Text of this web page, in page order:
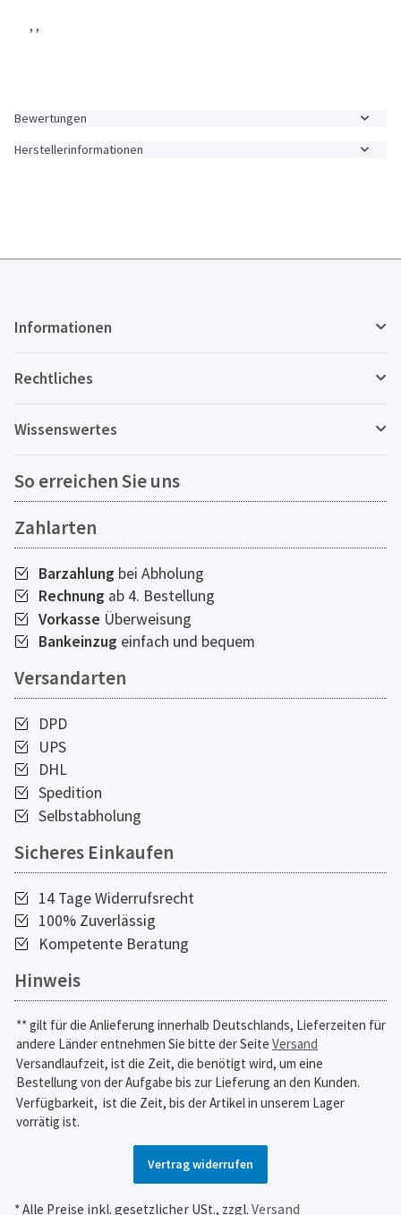
, ,
Bewertungen
Herstellerinformationen
Informationen
Rechtliches
Wissenswertes
So erreichen Sie uns
Zahlarten
Barzahlung bei Abholung
Rechnung ab 4. Bestellung
Vorkasse Überweisung
Bankeinzug einfach und bequem
Versandarten
DPD
UPS
DHL
Spedition
Selbstabholung
Sicheres Einkaufen
14 Tage Widerrufsrecht
100% Zuverlässig
Kompetente Beratung
Hinweis
** gilt für die Anlieferung innerhalb Deutschlands, Lieferzeiten für
andere Länder entnehmen Sie bitte der Seite Versand
Versandlaufzeit, ist die Zeit, die benötigt wird, um eine
Bestellung von der Aufgabe bis zur Lieferung an den Kunden.
Verfügbarkeit, ist die Zeit, bis der Artikel in unserem Lager
vorrätig ist.
Vertrag widerrufen
* Alle Preise inkl. gesetzlicher USt., zzgl. Versand